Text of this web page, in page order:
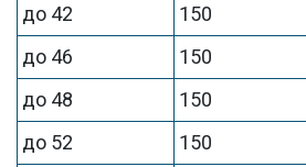
до 42 150
до 46
150
до 48
150
до 52
150